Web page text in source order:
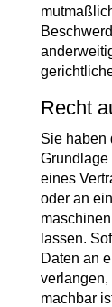
Recht
Sie haben
eines
oder an
lassen.
Daten an
verlangen,
machbar